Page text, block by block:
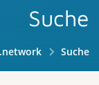
Suche
Suche